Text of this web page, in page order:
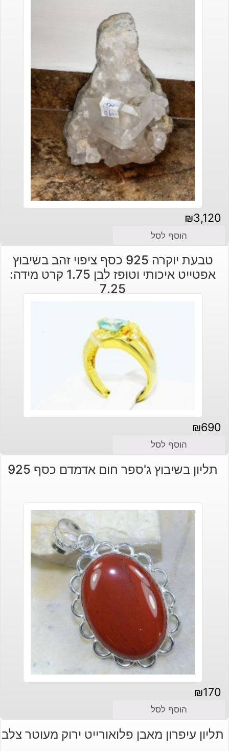
₪3,120
הוסף לסל
טבעת יוקרה 925 כסף ציפוי זהב בשיבוץ
אפטייט איכותי וטופז לבן 1.75 קרט מידה:
7.25
₪690
הוסף לסל
תליון בשיבוץ ג'ספר חום אדמדם כסף 925
₪170
הוסף לסל
תליון עיפרון מאבן פלואורייט ירוק מעוטר צלב